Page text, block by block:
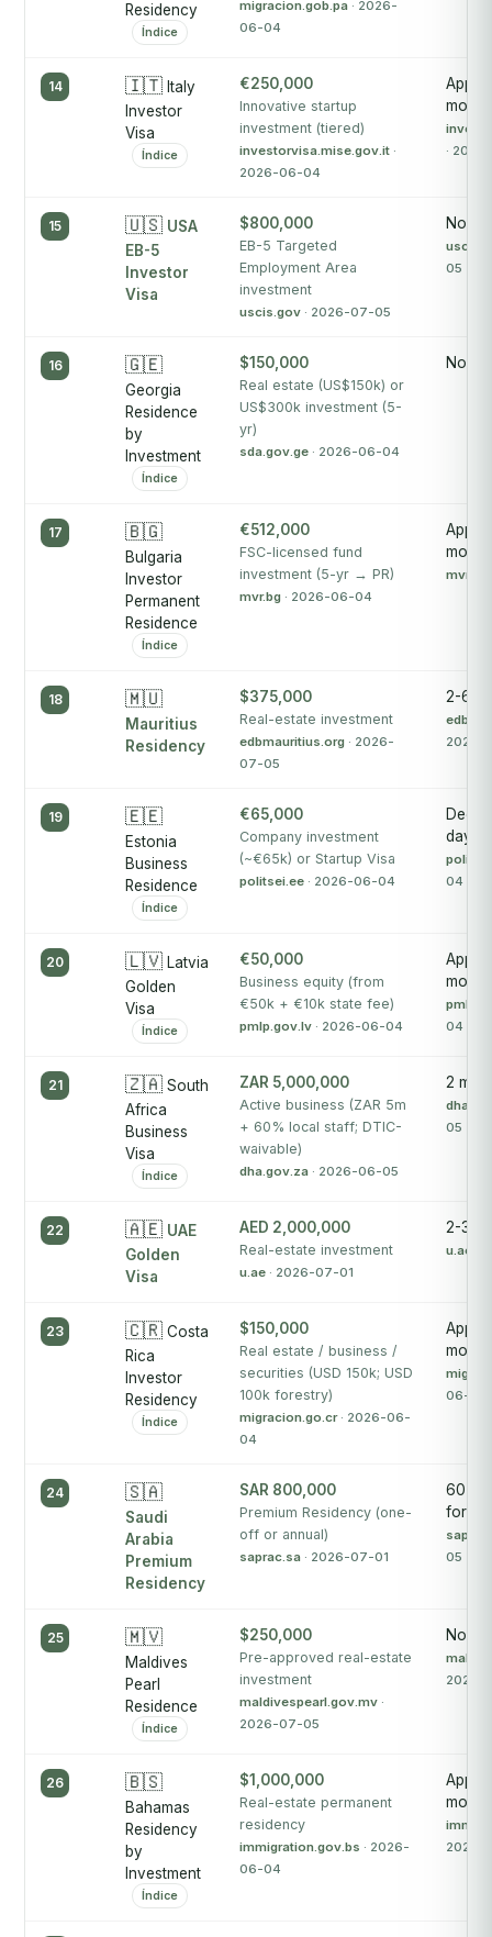
Residency
Índice
migracion.gob.pa · 2026-
06-04
14 🇮🇹 Italy
Investor
Visa
Índice
€250,000
Innovative startup
investment (tiered)
investorvisa.mise.gov.it ·
2026-06-04
·
15 🇺🇸 USA
EB-5
Investor
Visa
$800,000
EB-5 Targeted
Employment Area
investment
uscis.gov · 2026-07-05
No
05
16 🇬🇪
Georgia
Residence
by
Investment
Índice
$150,000
Real estate (US$150k) or
US$300k investment (5-
yr)
sda.gov.ge · 2026-06-04
No
17 🇧🇬
Bulgaria
Investor
Permanent
Residence
Índice
€512,000
FSC-licensed fund
investment (5-yr → PR)
mvr.bg · 2026-06-04
mvr.bg
18 🇲🇺
Mauritius
Residency
$375,000
Real-estate investment
edbmauritius.org · 2026-
07-05
2-6
2026-
19 🇪🇪
Estonia
Business
Residence
Índice
€65,000
Company investment
(~€65k) or Startup Visa
politsei.ee · 2026-06-04
days
04
20 🇱🇻 Latvia
Golden
Visa
Índice
€50,000
Business equity (from
€50k + €10k state fee)
pmlp.gov.lv · 2026-06-04
04
21 🇿🇦 South
Africa
Business
Visa
Índice
ZAR 5,000,000
Active business (ZAR 5m
+ 60% local staff; DTIC-
waivable)
dha.gov.za · 2026-06-05
2
05
22 🇦🇪 UAE
Golden
Visa
AED 2,000,000
Real-estate investment
u.ae · 2026-07-01
2-3
u.ae
23 🇨🇷 Costa
Rica
Investor
Residency
Índice
$150,000
Real estate / business /
securities (USD 150k; USD
100k forestry)
migracion.go.cr· 2026-06-
04
06-04
24 🇸🇦
Saudi
Arabia
Premium
Residency
SAR 800,000
Premium Residency (one-
off or annual)
saprac.sa · 2026-07-01
60-90
for
05
25 🇲🇻
Maldives
Pearl
Residence
Índice
$250,000
Pre-approved real-estate
investment
maldivespearl.gov.mv ·
2026-07-05
No
2026-
26 🇧🇸
Bahamas
Residency
by
Investment
Índice
$1,000,000
Real-estate permanent
residency
immigration.gov.bs · 2026-
06-04
2026-